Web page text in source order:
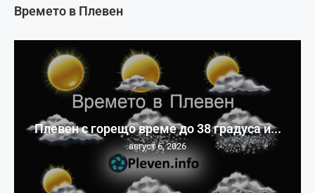
Времето в Плевен
Плевен с горещо време до 38 градуса и...
август 6, 2026